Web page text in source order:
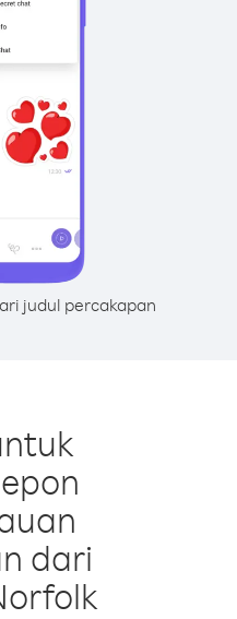
judul percakapan
dari